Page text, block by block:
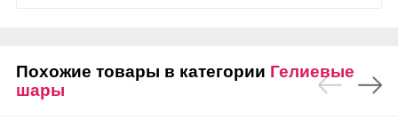
Похожие товары в категории Гелиевые
шары